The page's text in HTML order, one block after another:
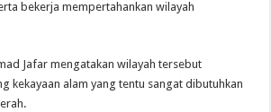
bekerja mempertahankan wilayah
Jafar mengatakan wilayah tersebut
kekayaan alam yang tentu sangat dibutuhkan